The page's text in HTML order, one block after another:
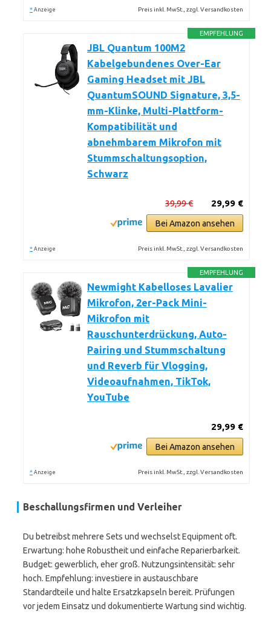
* Anzeige Preis inkl. MwSt., zzgl. Versandkosten
EMPFEHLUNG
JBL Quantum 100M2
Kabelgebundenes Over-Ear
Gaming Headset mit JBL
QuantumSOUND Signature, 3,5-
mm-Klinke, Multi-Plattform-
Kompatibilität und
abnehmbarem Mikrofon mit
Stummschaltungsoption,
Schwarz
29,99 €
39,99 €
Bei Amazon ansehen
* Anzeige Preis inkl. MwSt., zzgl. Versandkosten
EMPFEHLUNG
Newmight Kabelloses Lavalier
Mikrofon, 2er-Pack Mini-
Mikrofon mit
Rauschunterdrückung, Auto-
Pairing und Stummschaltung
und Reverb für Vlogging,
Videoaufnahmen, TikTok,
YouTube
29,99 €
Bei Amazon ansehen
* Anzeige Preis inkl. MwSt., zzgl. Versandkosten
Beschallungsfirmen und Verleiher
Du betreibst mehrere Sets und wechselst Equipment oft.
Erwartung: hohe Robustheit und einfache Reparierbarkeit.
Budget: gewerblich, eher groß. Nutzungsintensität: sehr
hoch. Empfehlung: investiere in austauschbare
Standardteile und halte Ersatzkapseln bereit. Prüfungen
vor jedem Einsatz und dokumentierte Wartung sind wichtig.